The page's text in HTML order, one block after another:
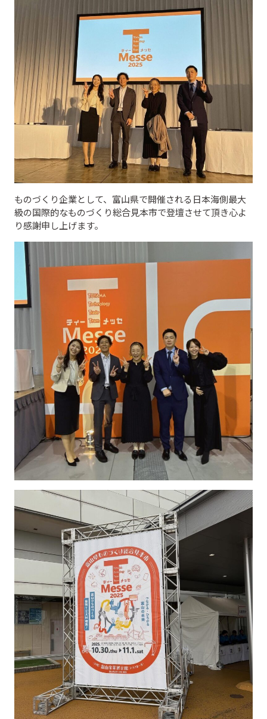
ものづくり企業として、富山県で開催される日本海側最大
級の国際的なものづくり総合見本市で登壇させて頂き心よ
り感謝申し上げます。